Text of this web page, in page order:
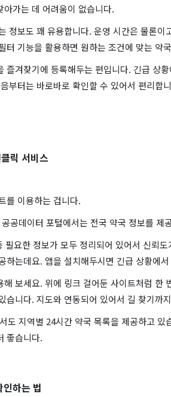
가는 데 어려움이 없습니다.
정보도 꽤 유용합니다. 운영 시간은 물론이
터 기능을 활용하면 원하는 조건에 맞는 약
즐겨찾기에 등록해두는 편입니다. 긴급 상
부터는 바로바로 확인할 수 있어서 편리합
릭 서비스
를 이용하는 겁니다.
공데이터 포털에서는 전국 약국 정보를 제
필요한 정보가 모두 정리되어 있어서 신뢰
하는데요. 앱을 설치해두시면 긴급 상황에
보세요. 위에 링크 걸어둔 사이트처럼 한
습니다. 지도와 연동되어 있어서 길 찾기까
도 지역별 24시간 약국 목록을 제공하고 있
좋습니다.
하는 법